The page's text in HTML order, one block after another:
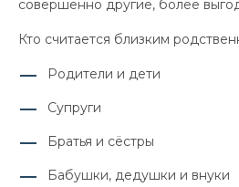
совершенно другие, более
Кто считается близким
Родители и дети
Супруги
Братья и сёстры
Бабушки, дедушки и внуки